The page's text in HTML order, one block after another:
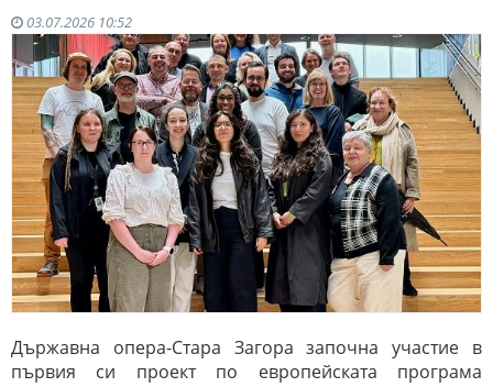
03.07.2026 10:52
Държавна опера-Стара Загора започна участие в
първия си проект по европейската програма